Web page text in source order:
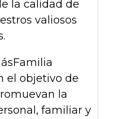
la calidad de
valiosos
el objetivo de
la
familiar y